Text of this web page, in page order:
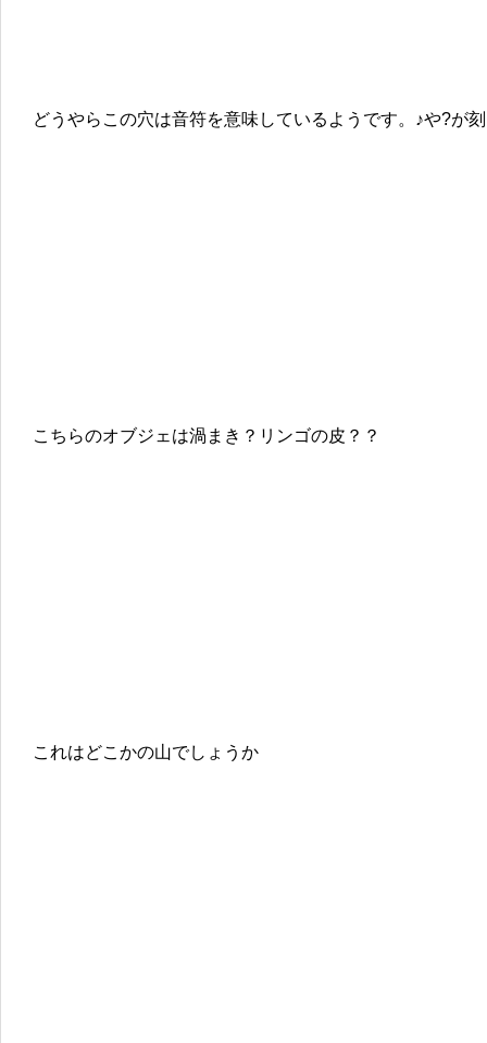
どうやらこの穴は音符を意味しているようです。♪や?が
こちらのオブジェは渦まき？リンゴの皮？？
これはどこかの山でしょうか